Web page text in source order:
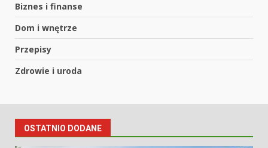
Biznes i finanse
Dom i wnętrze
Przepisy
Zdrowie i uroda
OSTATNIO DODANE